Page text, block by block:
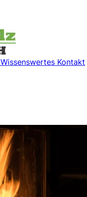
Wissenswertes Kontakt